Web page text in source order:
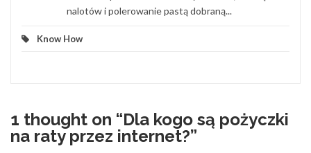
nalotów i polerowanie pastą dobraną...
Know How
1 thought on “Dla kogo są pożyczki
na raty przez internet?”